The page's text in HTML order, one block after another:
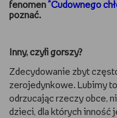
RYSUJĘ
PORADNIKI
WYWIADY
fenomen "Cudownego
poznać.
Inny, czyli gorszy?
Zdecydowanie zbyt
zerojedynkowe. Lubimy
odrzucając rzeczy obce,
dzieci, dla których inność